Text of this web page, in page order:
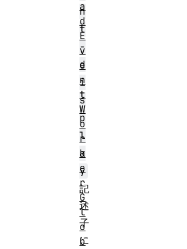
n
t
-
d
i
s
p
l
a
y
記
述
子
に
a
d
E
v
e
n
t
W
o
r
k
e
r
G
l
o
b